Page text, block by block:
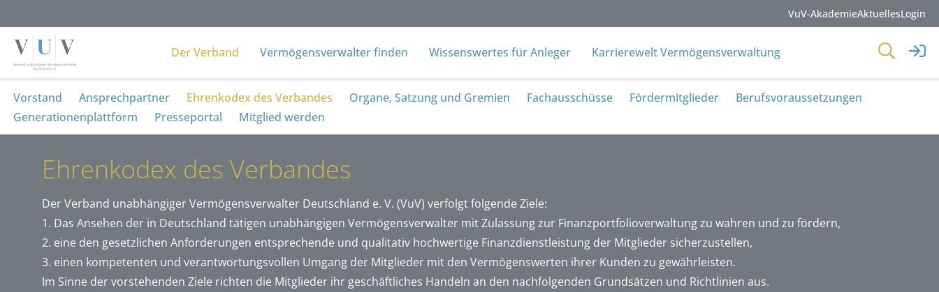
VuV-AkademieAktuellesLogin
Der Verband Vermögensverwalter finden Wissenswertes für Anleger Karrierewelt Vermögensverwaltung
Vorstand Ansprechpartner Ehrenkodex des Verbandes Organe, Satzung und Gremien Fachausschüsse Fördermitglieder
Berufsvoraussetzungen
Generationenplattform
Presseportal Mitglied werden
Ehrenkodex des Verbandes
Der Verband unabhängiger Vermögensverwalter Deutschland e. V. (VuV) verfolgt folgende Ziele:
1. Das Ansehen der in Deutschland tätigen unabhängigen Vermögensverwalter mit Zulassung zur Finanzportfolioverwaltung zu wahren und zu fördern,
2. eine den gesetzlichen Anforderungen entsprechende und qualitativ hochwertige Finanzdienstleistung der Mitglieder sicherzustellen,
3. einen kompetenten und verantwortungsvollen Umgang der Mitglieder mit den Vermögenswerten ihrer Kunden zu gewährleisten.
Im Sinne der vorstehenden Ziele richten die Mitglieder ihr geschäftliches Handeln an den nachfolgenden Grundsätzen und Richtlinien aus.